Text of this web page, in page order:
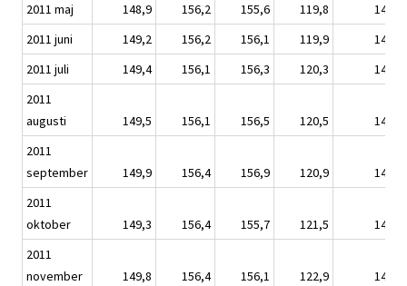
2011 maj
148,9 156,2 155,6 119,8
147,3
2011 juni
149,2 156,2 156,1 119,9
147,5
2011 juli
149,4 156,1 156,3 120,3
147,7
2011
augusti
149,5 156,1 156,5 120,5
147,8
2011
september
149,9 156,4 156,9 120,9
148,0
2011
oktober
149,3 156,4 155,7 121,5
147,4
2011
november
149,8 156,4 156,1 122,9
147,9